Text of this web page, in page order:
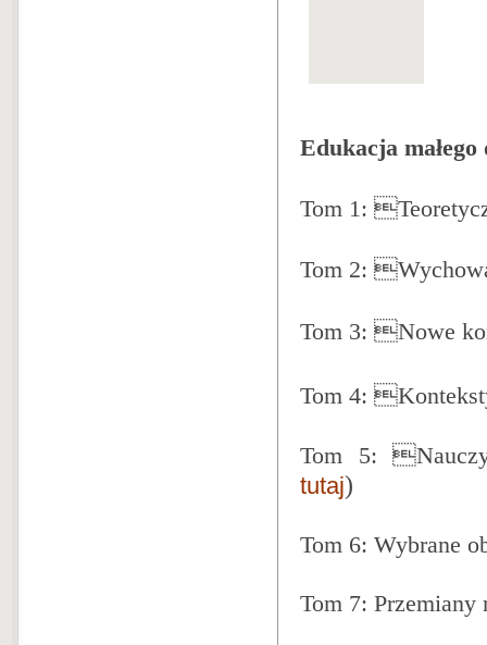
Edukacja
Tom 1:
Tom 2:
Tom 3: Nowe
Tom 4:
Tom 5:
tutaj)
Tom 6: Wybrane
Tom 7: